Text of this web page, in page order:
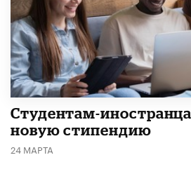
Студентам-
новую стипендию
24 МАРТА